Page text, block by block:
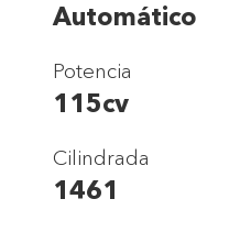
Automático
Potencia
115cv
Cilindrada
1461